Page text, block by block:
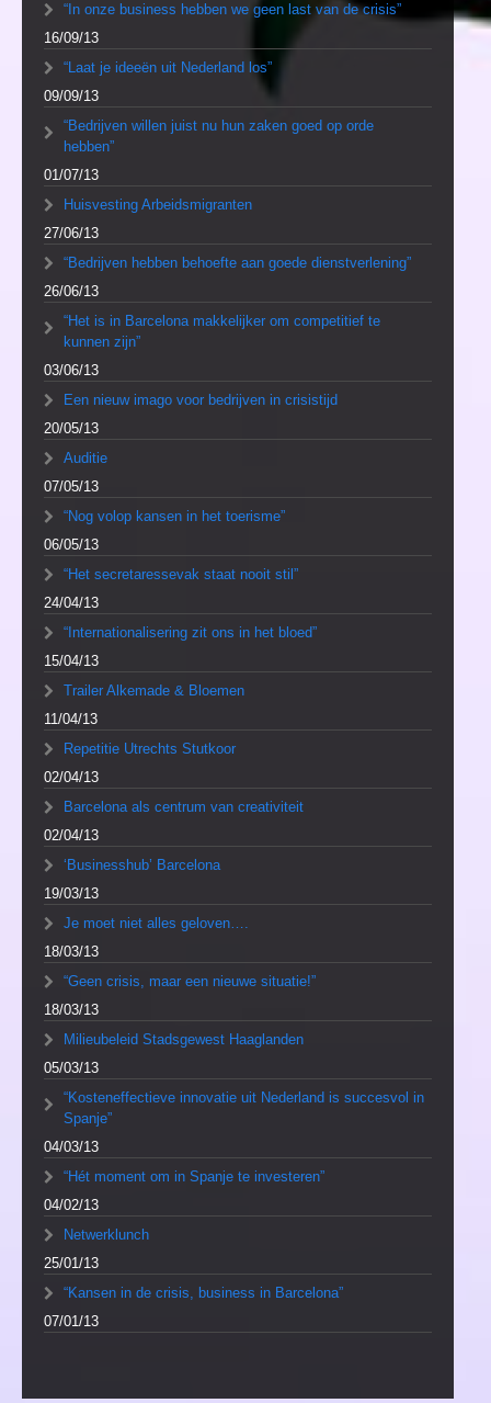
“In onze business hebben we geen last van de crisis”
16/09/13
“Laat je ideeën uit Nederland los”
09/09/13
“Bedrijven willen juist nu hun zaken goed op orde
hebben”
01/07/13
Huisvesting Arbeidsmigranten
27/06/13
“Bedrijven hebben behoefte aan goede dienstverlening”
26/06/13
“Het is in Barcelona makkelijker om competitief te
kunnen zijn”
03/06/13
Een nieuw imago voor bedrijven in crisistijd
20/05/13
Auditie
07/05/13
“Nog volop kansen in het toerisme”
06/05/13
“Het secretaressevak staat nooit stil”
24/04/13
“Internationalisering zit ons in het bloed”
15/04/13
Trailer Alkemade & Bloemen
11/04/13
Repetitie Utrechts Stutkoor
02/04/13
Barcelona als centrum van creativiteit
02/04/13
‘Businesshub’ Barcelona
19/03/13
Je moet niet alles geloven….
18/03/13
“Geen crisis, maar een nieuwe situatie!”
18/03/13
Milieubeleid Stadsgewest Haaglanden
05/03/13
“Kosteneffectieve innovatie uit Nederland is succesvol in
Spanje”
04/03/13
“Hét moment om in Spanje te investeren”
04/02/13
Netwerklunch
25/01/13
“Kansen in de crisis, business in Barcelona”
07/01/13